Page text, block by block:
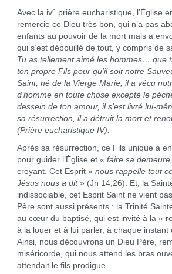
Avec la ive prière eucharistique, l’Église
remercie ce Dieu très bon, qui n’a pas
enfants au pouvoir de la mort mais a
qui s’est dépouillé de tout, y compris de
Tu as tellement aimé les hommes… que
ton propre Fils pour qu’il soit notre
Saint, né de la Vierge Marie, il a vécu
d’homme en toute chose excepté le
dessein de ton amour, il s’est livré lui-
sa résurrection, il a détruit la mort et
(Prière eucharistique IV)
Après sa résurrection, ce Fils unique a
pour guider l’Église et « faire sa demeure
croyant. Cet Esprit « nous rappelle tout
Jésus nous a dit »(Jn 14,26). Et, la
indissociable, cet Esprit Saint ne vient
Père sont aussi présents : la Trinité
au cœur du baptisé, qui est invité à la «
à la louer et à lui parler, à chaque instant
Ainsi, nous découvrons un Dieu Père,
miséricorde, qui nous attend les bras
attendait le fils prodigue.